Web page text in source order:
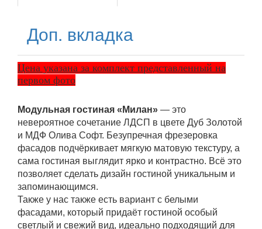
Доп. вкладка
Цена указана за комплект представленный на
первом фото
Модульная гостиная «Милан» — это
невероятное сочетание ЛДСП в цвете Дуб Золотой
и МДФ Олива Софт. Безупречная фрезеровка
фасадов подчёркивает мягкую матовую текстуру, а
сама гостиная выглядит ярко и контрастно. Всё это
позволяет сделать дизайн гостиной уникальным и
запоминающимся.
Также у нас также есть вариант с белыми
фасадами, который придаёт гостиной особый
светлый и свежий вид, идеально подходящий для